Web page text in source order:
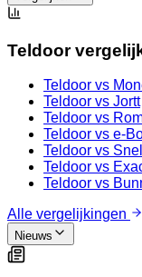
Teldoor
Teldoor vs
Teldoor vs Jortt
Teldoor vs
Teldoor vs e-
Teldoor vs
Teldoor vs
Teldoor vs
Alle vergelijkingen
Nieuws